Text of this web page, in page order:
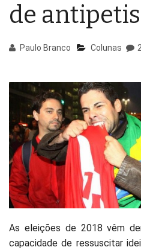
de
Paulo Branco Colunas
As eleições de 2018 vêm
capacidade de ressuscitar